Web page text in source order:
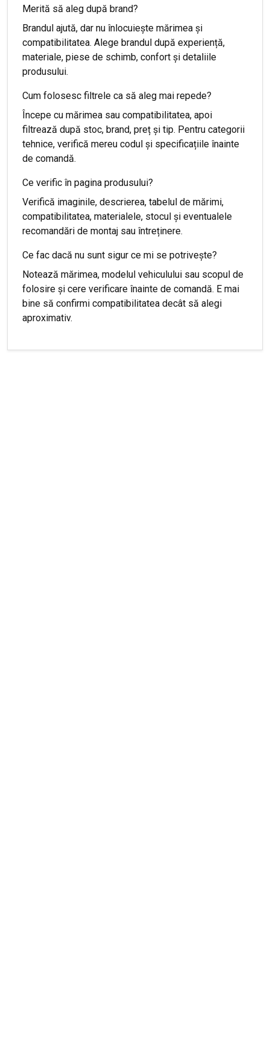
Merită să aleg după brand?
Brandul ajută, dar nu înlocuiește mărimea și
compatibilitatea. Alege brandul după experiență,
materiale, piese de schimb, confort și detaliile
produsului.
Cum folosesc filtrele ca să aleg mai repede?
Începe cu mărimea sau compatibilitatea, apoi
filtrează după stoc, brand, preț și tip. Pentru categorii
tehnice, verifică mereu codul și specificațiile înainte
de comandă.
Ce verific în pagina produsului?
Verifică imaginile, descrierea, tabelul de mărimi,
compatibilitatea, materialele, stocul și eventualele
recomandări de montaj sau întreținere.
Ce fac dacă nu sunt sigur ce mi se potrivește?
Notează mărimea, modelul vehiculului sau scopul de
folosire și cere verificare înainte de comandă. E mai
bine să confirmi compatibilitatea decât să alegi
aproximativ.